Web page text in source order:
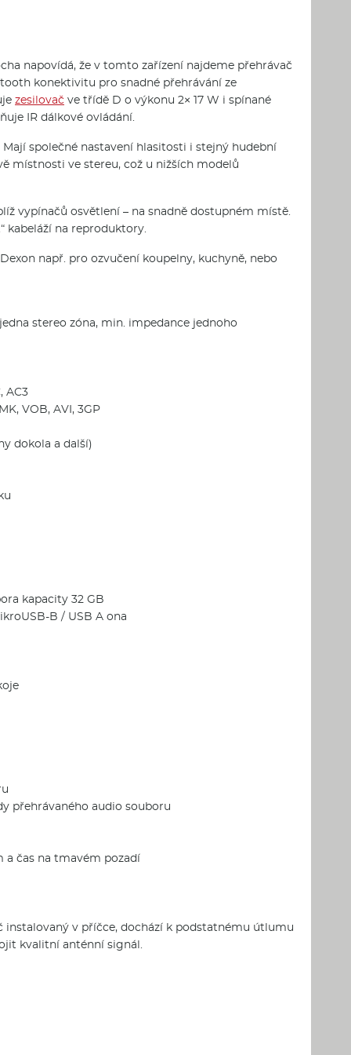
napovídá, že v tomto zařízení najdeme přehrávač
konektivitu pro snadné přehrávání ze
zesilovač ve třídě D o výkonu 2× 17 W i spínané
IR dálkové ovládání.
společné nastavení hlasitosti i stejný hudební
místnosti ve stereu, což u nižších modelů
vypínačů osvětlení – na snadně dostupném místě.
kabeláží na reproduktory.
např. pro ozvučení koupelny, kuchyně, nebo
stereo zóna, min. impedance jednoho
AC3
VOB, AVI, 3GP
dokola a další)
kapacity 32 GB
B / USB A ona
přehrávaného audio souboru
a čas na tmavém pozadí
instalovaný v příčce, dochází k podstatnému útlumu
kvalitní anténní signál.